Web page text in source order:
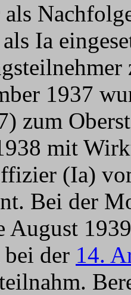
als
Ia
1937
zum
mit
(Ia)
Bei der
August
bei der 14.